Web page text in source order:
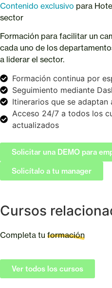
Contenido exclusivo para
sector
Formación para facilitar un
cada uno de los
a liderar el sector.
Formación continua por
Seguimiento mediante
Itinerarios que se adaptan
Acceso 24/7 a todos los
actualizados
Solicitar una DEMO para
Solicítalo a tu manager
Cursos
Completa tu formación
Ver todos los cursos